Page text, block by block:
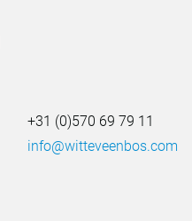
+31 (0)570 69 79 11
info@witteveenbos.com